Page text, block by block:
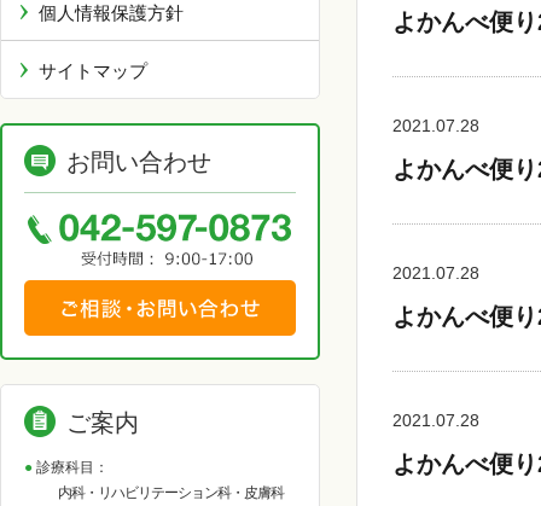
よかんべ便
2021.07.28
よかんべ便
2021.07.28
よかんべ便
2021.07.28
よかんべ便
個人情報保護方針
サイトマップ
お問い合わせ
ご案内
診療科目：
内科・リハビリテーション科・皮膚科